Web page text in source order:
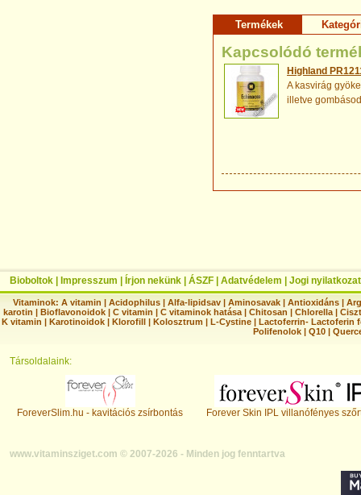
Termékek
Kapcsolódó
Highland
A kasvirág
illetve
Bioboltok Impresszum Írjon nekünk ÁSZF Adatvédelem Jogi nyilatkozat
Vitaminok: A vitamin |Acidophilus |Alfa-lipidsav |Aminosavak |Antioxidáns |
karotin | Bioflavonoidok | C vitamin | C vitaminok hatása | Chitosan | Chlorella |
K vitamin | Karotinoidok | Klorofill | Kolosztrum | L-Cystine | Lactoferrin- Lactoferin
Polifenolok |Q10 |
Társoldalaink:
ForeverSlim.hu - kavitációs zsírbontás Forever Skin IPL villanófényes
www.vitaminsziget.com © 2007-2026 - Minden jog fenntartva